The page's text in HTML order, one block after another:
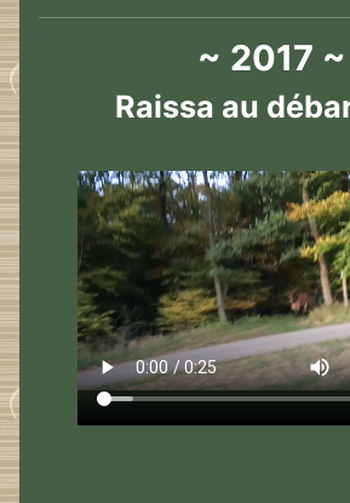
~ 2017 ~
Raissa au